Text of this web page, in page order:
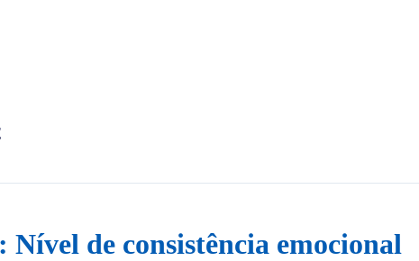
Nível de consistência emocional